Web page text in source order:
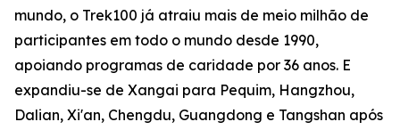
mundo, o Trek100 já atraiu mais de meio milhão de
participantes em todo o mundo desde 1990,
apoiando programas de caridade por 36 anos. E
expandiu-se de Xangai para Pequim, Hangzhou,
Dalian, Xi'an, Chengdu, Guangdong e Tangshan após